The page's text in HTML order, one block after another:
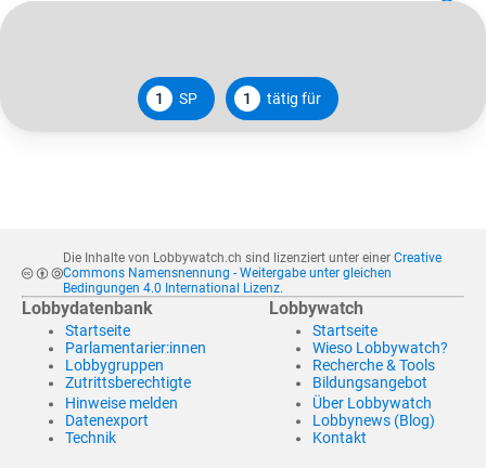
1 SP 1 tätig für
Die Inhalte von Lobbywatch.ch sind lizenziert unter einer Creative
Commons Namensnennung - Weitergabe unter gleichen
Bedingungen 4.0 International Lizenz.
Lobbydatenbank
Startseite
Parlamentarier:innen
Lobbygruppen
Zutrittsberechtigte
Hinweise melden
Datenexport
Technik
Lobbywatch
Startseite
Wieso Lobbywatch?
Recherche & Tools
Bildungsangebot
Über Lobbywatch
Lobbynews (Blog)
Kontakt